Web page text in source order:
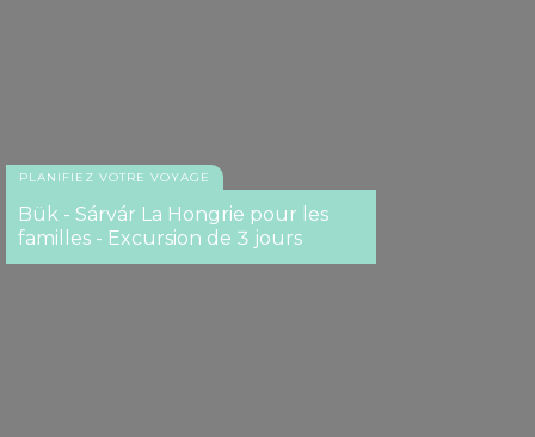
PLANIFIEZ VOTRE VOYAGE
Bük - Sárvár La Hongrie pour les
familles - Excursion de 3 jours